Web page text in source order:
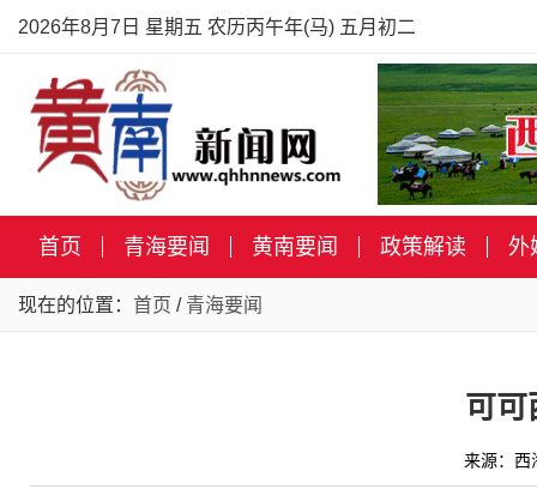
2026年8月7日 星期五 农历丙午年(马) 五月初二
首页 青海要闻 黄南要闻 政策解读 外
现在的位置： 首页 / 青海要闻
可可
来源：